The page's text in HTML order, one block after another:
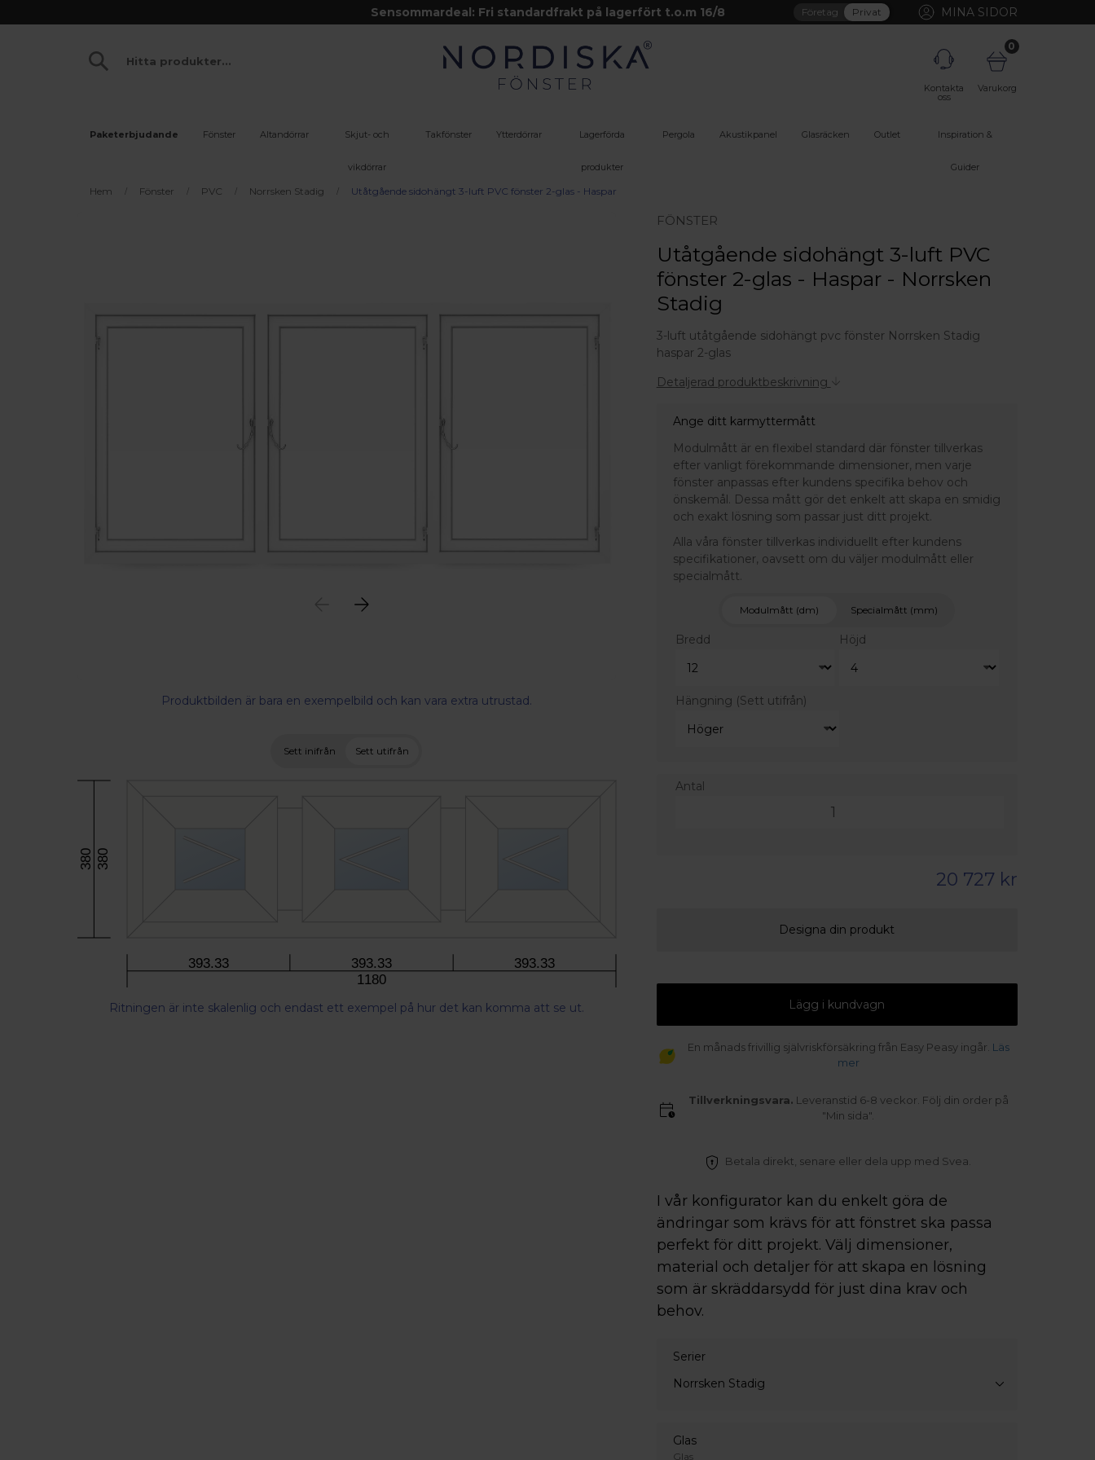
Sensommardeal: Fri standardfrakt på lagerfört t.o.m 16/8 Företag Privat MINA SIDOR
Kontakta
oss
0
Varukorg
Paketerbjudande Fönster Altandörrar Skjut- och
vikdörrar
Takfönster Ytterdörrar Lagerförda
produkter
Pergola Akustikpanel Glasräcken Outlet Inspiration &
Guider
Hem Fönster PVC Norrsken Stadig Utåtgående sidohängt 3-luft PVC fönster 2-glas - Haspar
Produktbilden är bara en exempelbild och kan vara extra utrustad.
Sett inifrån Sett utifrån
380 380
1180
393.33
393.33
393.33
Ritningen är inte skalenlig och endast ett exempel på hur det kan komma att se ut.
FÖNSTER
Utåtgående sidohängt 3-luft PVC
fönster 2-glas - Haspar - Norrsken
Stadig
3-luft utåtgående sidohängt pvc fönster Norrsken Stadig
haspar 2-glas
Detaljerad produktbeskrivning
Ange ditt karmyttermått
Modulmått är en flexibel standard där fönster tillverkas
efter vanligt förekommande dimensioner, men varje
fönster anpassas efter kundens specifika behov och
önskemål. Dessa mått gör det enkelt att skapa en smidig
och exakt lösning som passar just ditt projekt.
Alla våra fönster tillverkas individuellt efter kundens
specifikationer, oavsett om du väljer modulmått eller
specialmått.
Modulmått (dm) Specialmått (mm)
Bredd Höjd
Hängning (Sett utifrån)
Antal
20 727 kr
Designa din produkt
Lägg i kundvagn
En månads frivillig självriskförsäkring från Easy Peasy ingår. Läs
mer
Tillverkningsvara. Leveranstid 6-8 veckor. Följ din order på
"Min sida".
Betala direkt, senare eller dela upp med Svea.
I vår konfigurator kan du enkelt göra de
ändringar som krävs för att fönstret ska passa
perfekt för ditt projekt. Välj dimensioner,
material och detaljer för att skapa en lösning
som är skräddarsydd för just dina krav och
behov.
Serier
Norrsken Stadig
Glas
Glas